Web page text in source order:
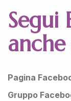
Segui
anche
Pagina
Gruppo